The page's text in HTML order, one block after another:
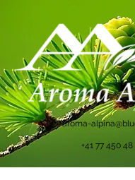
aroma-
+41 77 450